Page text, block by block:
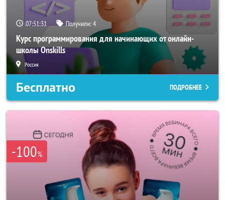
07:51:29 Получили:4
Курс программирования для начинающих от онлайн-
школы Onskills
Россия
Бесплатно ПОДРОБНЕЕ
-100%